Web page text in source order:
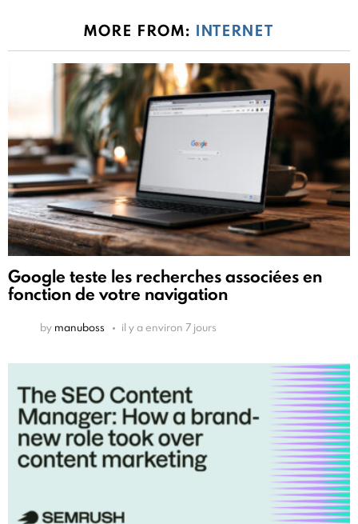
MORE FROM: INTERNET
Google teste les recherches associées en
fonction de votre navigation
by manuboss il y a environ 7 jours